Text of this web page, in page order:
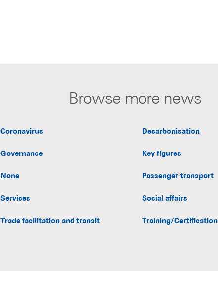
Browse more news
Coronavirus Decarbonisation
Governance Key figures
None Passenger transport
Services Social affairs
Trade facilitation and transit Training/Certification